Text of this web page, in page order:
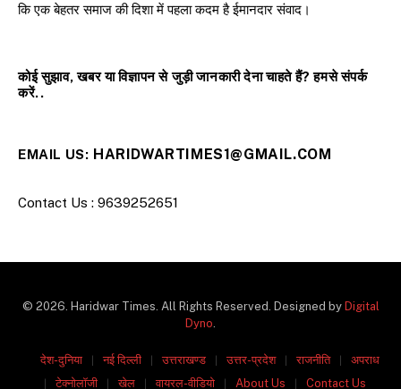
कि एक बेहतर समाज की दिशा में पहला कदम है ईमानदार संवाद।
कोई सुझाव, खबर या विज्ञापन से जुड़ी जानकारी देना चाहते हैं? हमसे संपर्क
करें..
EMAIL US: HARIDWARTIMES1@GMAIL.COM
Contact Us : 9639252651
© 2026. Haridwar Times. All Rights Reserved. Designed by Digital
Dyno.
देश-दुनिया नई दिल्ली उत्तराखण्ड उत्तर-प्रदेश राजनीति
अपराध
टेक्नोलॉजी
खेल वायरल-वीडियो About Us Contact Us